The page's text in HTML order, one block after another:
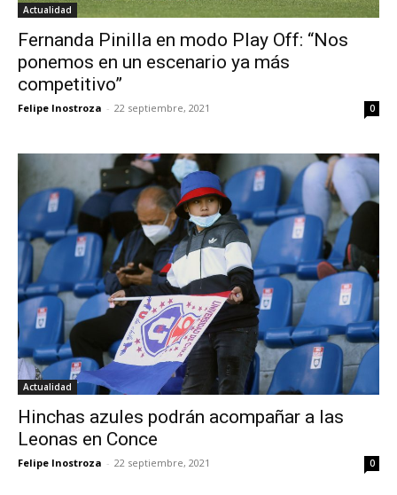
Actualidad
Fernanda Pinilla en modo Play Off: “Nos
ponemos en un escenario ya más
competitivo”
Felipe Inostroza - 22 septiembre, 2021 0
Actualidad
Hinchas azules podrán acompañar a las
Leonas en Conce
Felipe Inostroza - 22 septiembre, 2021 0